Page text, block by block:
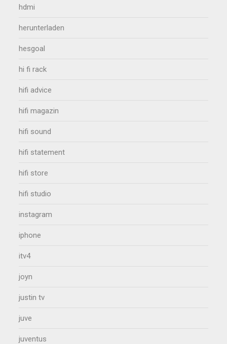
hdmi
herunterladen
hesgoal
hi fi rack
hifi advice
hifi magazin
hifi sound
hifi statement
hifi store
hifi studio
instagram
iphone
itv4
joyn
justin tv
juve
juventus